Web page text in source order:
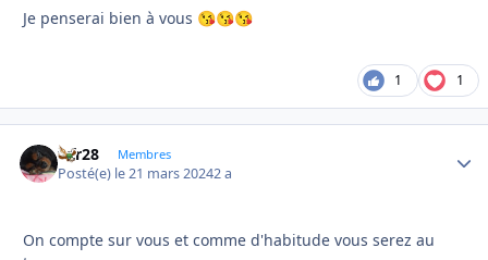
Je penserai bien à vous 😘😘😘
1 1
frfr28 Membres
Posté(e) le 21 mars 20242 a
On compte sur vous et comme d'habitude vous serez au